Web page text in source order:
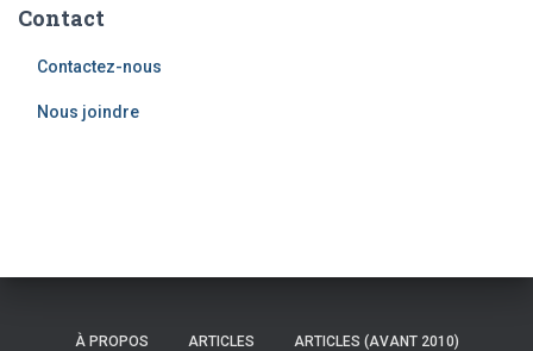
Contact
Contactez-nous
Nous joindre
À PROPOS ARTICLES ARTICLES (AVANT 2010)